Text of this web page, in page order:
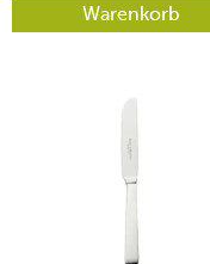
Warenkorb